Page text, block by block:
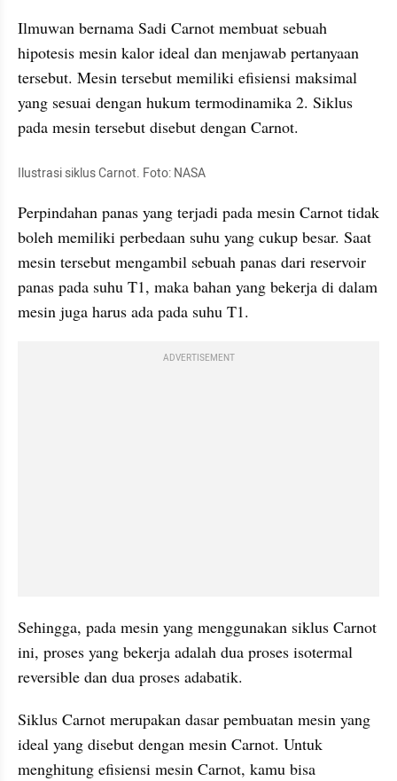
Ilmuwan bernama Sadi Carnot membuat sebuah
hipotesis mesin kalor ideal dan menjawab pertanyaan
tersebut. Mesin tersebut memiliki efisiensi maksimal
yang sesuai dengan hukum termodinamika 2. Siklus
pada mesin tersebut disebut dengan Carnot.
Ilustrasi siklus Carnot. Foto: NASA
Perpindahan panas yang terjadi pada mesin Carnot tidak
boleh memiliki perbedaan suhu yang cukup besar. Saat
mesin tersebut mengambil sebuah panas dari reservoir
panas pada suhu T1, maka bahan yang bekerja di dalam
mesin juga harus ada pada suhu T1.
ADVERTISEMENT
Sehingga, pada mesin yang menggunakan siklus Carnot
ini, proses yang bekerja adalah dua proses isotermal
reversible dan dua proses adabatik.
Siklus Carnot merupakan dasar pembuatan mesin yang
ideal yang disebut dengan mesin Carnot. Untuk
menghitung efisiensi mesin Carnot, kamu bisa